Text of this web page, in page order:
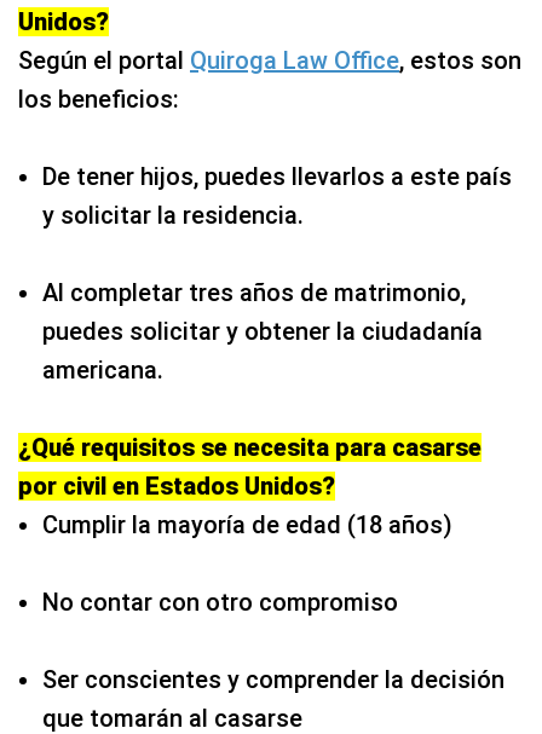
Unidos?
Según el portal Quiroga Law Office, estos son
los beneficios:
De tener hijos, puedes llevarlos a este país
y solicitar la residencia.
Al completar tres años de matrimonio,
puedes solicitar y obtener la ciudadanía
americana.
¿Qué requisitos se necesita para casarse
por civil en Estados Unidos?
Cumplir la mayoría de edad (18 años)
No contar con otro compromiso
Ser conscientes y comprender la decisión
que tomarán al casarse